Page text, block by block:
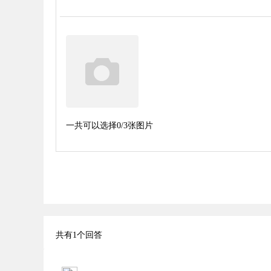
一共可以选择0/3张图片
共有1个回答